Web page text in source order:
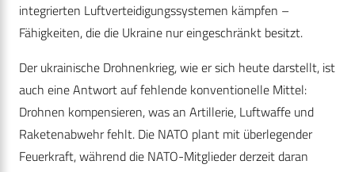
integrierten Luftverteidigungssystemen kämpfen –
Fähigkeiten, die die Ukraine nur eingeschränkt besitzt.
Der ukrainische Drohnenkrieg, wie er sich heute darstellt, ist
auch eine Antwort auf fehlende konventionelle Mittel:
Drohnen kompensieren, was an Artillerie, Luftwaffe und
Raketenabwehr fehlt. Die NATO plant mit überlegender
Feuerkraft, während die NATO-Mitglieder derzeit daran